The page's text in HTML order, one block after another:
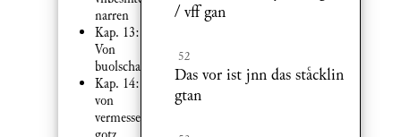
narren
Kap. 13:
Von
buolschafft.
Kap. 14:
von
vermessenheyt
/ vff gan
52
Das vor ist jnn das stcklin
gtan